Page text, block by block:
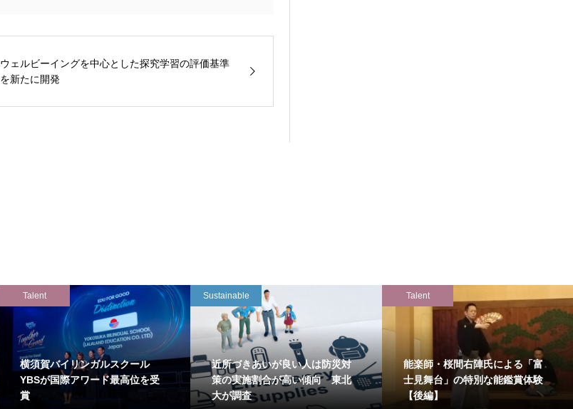
ウェルビーイングを中心とした探究学習の評価基準
を新たに開発
Talent
横須賀バイリンガルスクール
YBSが国際アワード最高位を受
賞
Sustainable
近所づきあいが良い人は防災対
策の実施割合が高い傾向 東北
大が調査
Talent
能楽師・桜間右陣氏による「富
士見舞台」の特別な能鑑賞体験
【後編】